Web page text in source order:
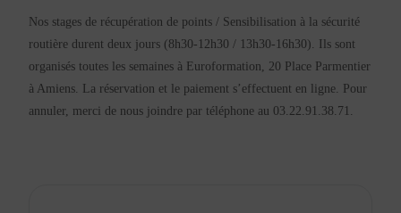
Nos stages de récupération de points / Sensibilisation à la sécurité
routière durent deux jours (8h30-12h30 / 13h30-16h30). Ils sont
organisés toutes les semaines à Euroformation, 20 Place Parmentier
à Amiens. La réservation et le paiement s’effectuent en ligne. Pour
annuler, merci de nous joindre par téléphone au 03.22.91.38.71.